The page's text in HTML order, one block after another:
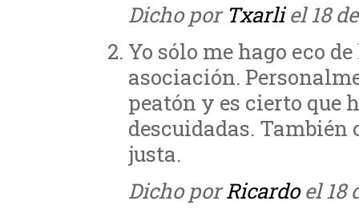
Dicho por Txarliel 18
Yo sólo me hago eco
asociación.
peatón y es cierto que
descuidadas.
justa.
Dicho porRicardoel 18